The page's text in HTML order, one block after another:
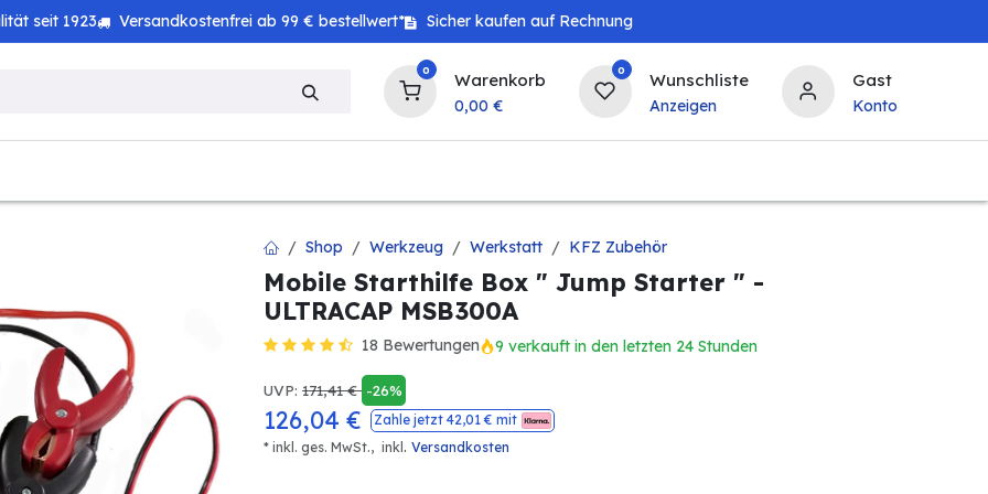
seit 1923 Versandkostenfrei ab 99 € bestellwert* Sicher kaufen auf Rechnung
0 Warenkorb
0,00 €
0 Wunschliste
Anzeigen
Gast
Konto
Shop Werkzeug Werkstatt KFZ Zubehör
Mobile Starthilfe Box " Jump Starter " -
ULTRACAP MSB300A
18 Bewertungen 9 verkauft in den letzten 24 Stunden
UVP: 171,41€ -26%
126,04 € Zahle jetzt 42,01€ mit
* inkl. ges. MwSt., inkl . Versandkosten